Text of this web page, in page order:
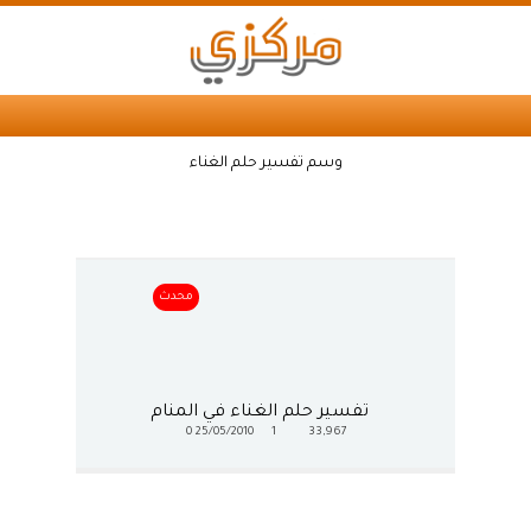
وسم تفسير حلم الغناء
محدث
تفسير حلم الغناء في المنام
33,967
25/05/2010
0